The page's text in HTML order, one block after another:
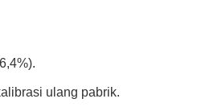
ulang pabrik.